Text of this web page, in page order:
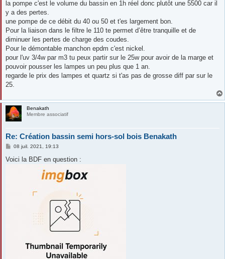
la pompe c'est le volume du bassin en 1h réel donc plutôt une 5500 car il
y a des pertes.
une pompe de ce débit du 40 ou 50 et t'es largement bon.
Pour la liaison dans le filtre le 110 te permet d’être tranquille et de
diminuer les pertes de charge des coudes.
Pour le démontable manchon epdm c'est nickel.
pour l'uv 3/4w par m3 tu peux partir sur le 25w pour avoir de la marge et
pouvoir pousser les lampes un peu plus que 1 an.
regarde le prix des lampes et quartz si t'as pas de grosse diff par sur le
25.
Benakath
Membre associatif
Re: Création bassin semi hors-sol bois Benakath
M
s
08 juil. 2021, 19:13
Voici la BDF en question :